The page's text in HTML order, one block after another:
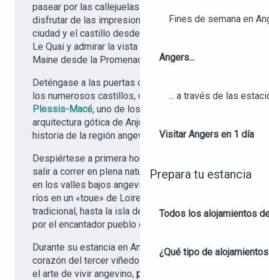
Fines de semana en
Angers...
... a través de las
Visitar Angers en 1 día
Prepara tu estancia
Todos los alojamientos
¿Qué tipo de
pasear por las callejuelas de la ciudad histórica,
disfrutar de las impresionantes vistas de la
ciudad y el castillo desde la terraza del teatro
Le Quai y admirar la vista de la otra orilla del
Maine desde la Promenade du bout du monde.
Deténgase a las puertas de Angers y descubra
los numerosos castillos, como el Castillo del
Plessis-Macé, uno de los mejores ejemplos de
arquitectura gótica de Anjou, y explore la rica
historia de la región angevina.
Despiértese a primera hora de la mañana para
salir a correr en plena naturaleza, junto al agua,
en los valles bajos angevinos. Navegue por los
ríos en un «toue» de Loire, una embarcación
tradicional, hasta la isla de Saint-Aubin, y pasee
por el encantador pueblo de
Durante su estancia en Angers, situada en el
corazón del tercer viñedo de Francia, descubra
el arte de vivir angevino, participe en la vendimia